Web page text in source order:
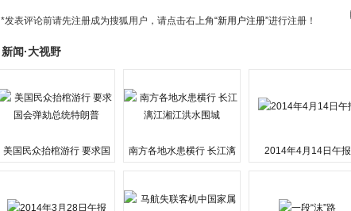
*发表评论前请先注册成为搜狐用户，请点击右上角“新用户注册”进行注册！
新闻·大视野
美国民众抬棺游行 要求国
南方各地水患横行 长江漓
2014年4月14日午报